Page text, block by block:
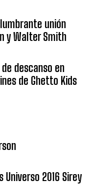
unión
y Walter Smith
descanso en
de Ghetto Kids
2016 Sirey